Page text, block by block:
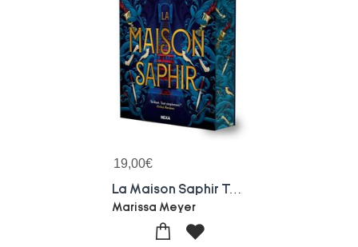
19,00€
La Maison Saphir Tome 1
Marissa Meyer